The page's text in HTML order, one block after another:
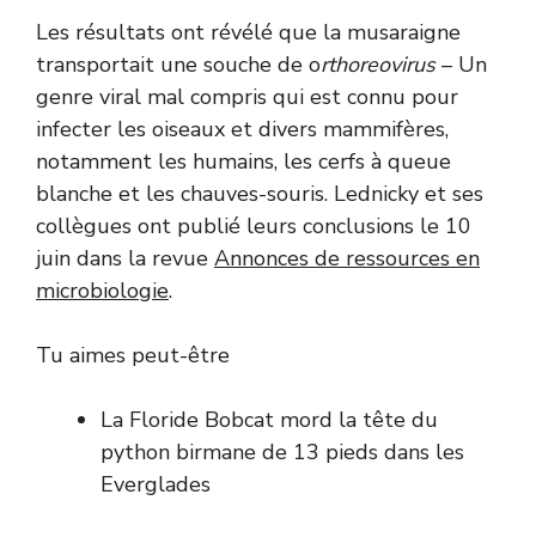
Les résultats ont révélé que la musaraigne
transportait une souche de orthoreovirus– Un
genre viral mal compris qui est connu pour
infecter les oiseaux et divers mammifères,
notamment les humains, les cerfs à queue
blanche et les chauves-souris. Lednicky et ses
collègues ont publié leurs conclusions le 10
juin dans la revue Annonces de ressources en
microbiologie.
Tu aimes peut-être
La Floride Bobcat mord la tête du
python birmane de 13 pieds dans les
Everglades